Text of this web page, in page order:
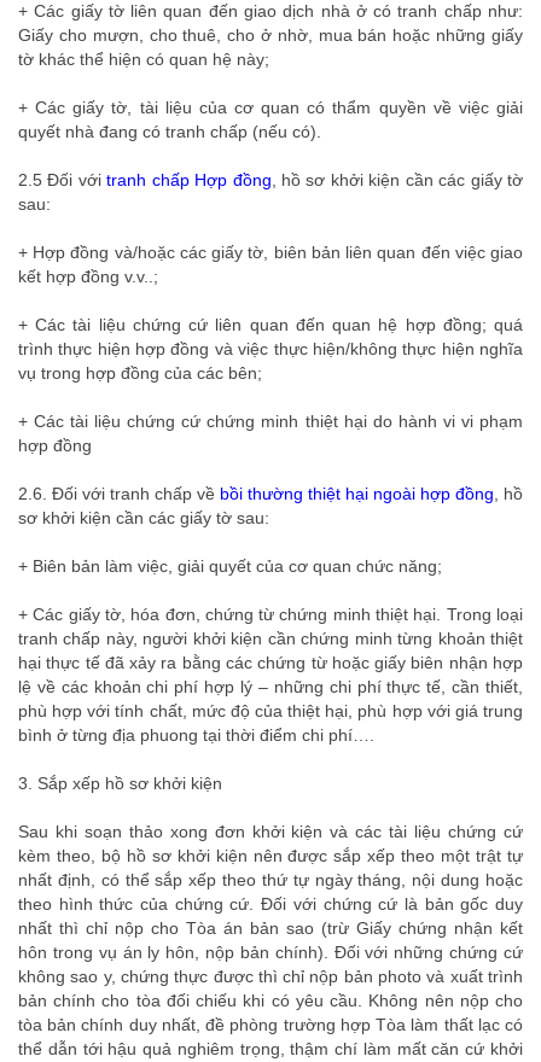
+ Các giấy tờ liên quan đến giao dịch nhà ở có tranh chấp như:
Giấy cho mượn, cho thuê, cho ở nhờ, mua bán hoặc những giấy
tờ khác thể hiện có quan hệ này;
+ Các giấy tờ, tài liệu của cơ quan có thẩm quyền về việc giải
quyết nhà đang có tranh chấp (nếu có).
2.5 Đối vớitranh chấp Hợp đồng , hồ sơ khởi kiện cần các giấy tờ
sau:
+ Hợp đồng và/hoặc các giấy tờ, biên bản liên quan đến việc giao
kết hợp đồng v.v..;
+ Các tài liệu chứng cứ liên quan đến quan hệ hợp đồng; quá
trình thực hiện hợp đồng và việc thực hiện/không thực hiện nghĩa
vụ trong hợp đồng của các bên;
+ Các tài liệu chứng cứ chứng minh thiệt hại do hành vi vi phạm
hợp đồng
2.6. Đối với tranh chấp về bồi thường thiệt hại ngoài hợp đồng , hồ
sơ khởi kiện cần các giấy tờ sau:
+ Biên bản làm việc, giải quyết của cơ quan chức năng;
+ Các giấy tờ, hóa đơn, chứng từ chứng minh thiệt hại. Trong loại
tranh chấp này, người khởi kiện cần chứng minh từng khoản thiệt
hại thực tế đã xảy ra bằng các chứng từ hoặc giấy biên nhận hợp
lệ về các khoản chi phí hợp lý – những chi phí thực tế, cần thiết,
phù hợp với tính chất, mức độ của thiệt hại, phù hợp với giá trung
bình ở từng địa phuong tại thời điểm chi phí….
3. Sắp xếp hồ sơ khởi kiện
Sau khi soạn thảo xong đơn khởi kiện và các tài liệu chứng cứ
kèm theo, bộ hồ sơ khởi kiện nên được sắp xếp theo một trật tự
nhất định, có thể sắp xếp theo thứ tự ngày tháng, nội dung hoặc
theo hình thức của chứng cứ. Đối với chứng cứ là bản gốc duy
nhất thì chỉ nộp cho Tòa án bản sao (trừ Giấy chứng nhận kết
hôn trong vụ án ly hôn, nộp bản chính). Đối với những chứng cứ
không sao y, chứng thực được thì chỉ nộp bản photo và xuất trình
bản chính cho tòa đối chiếu khi có yêu cầu. Không nên nộp cho
tòa bản chính duy nhất, đề phòng trường hợp Tòa làm thất lạc có
thể dẫn tới hậu quả nghiêm trọng, thậm chí làm mất căn cứ khởi